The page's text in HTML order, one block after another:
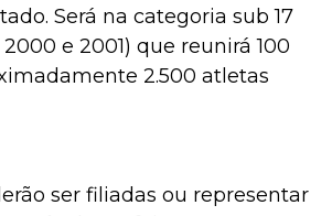
Será na categoria sub 17
2000 e 2001) que reunirá 100
2.500 atletas
ser filiadas ou representar